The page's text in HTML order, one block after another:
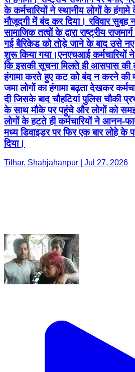
के कर्मचारियों ने स्थानीय लोगों के
मौजूदगी में बंद कर दिया। रविवार सुबह
सामाजिक तत्वों के द्वारा राष्ट्रीय
गई बैरिकेड को तोड़े जाने के बाद उसे
शुरू किया गया।एनएचआई कर्मचारियों
कि इसकी सूचना मिलते ही आसपास की
हंगामा करते हुए कट को बंद न करने की
जमा लोगों का हंगामा बढ़ता देखकर
दी जिसके बाद चौहटियां पुलिस चौकी
के साथ मौके पर पहुंचे और लोगों को
लोगों के हटते ही कर्मचारियों ने आनन-
मध्य डिवाइडर पर फिर एक बार लोहे के
दिया।
Tilhar, Shahjahanpur | Jul 27, 2026